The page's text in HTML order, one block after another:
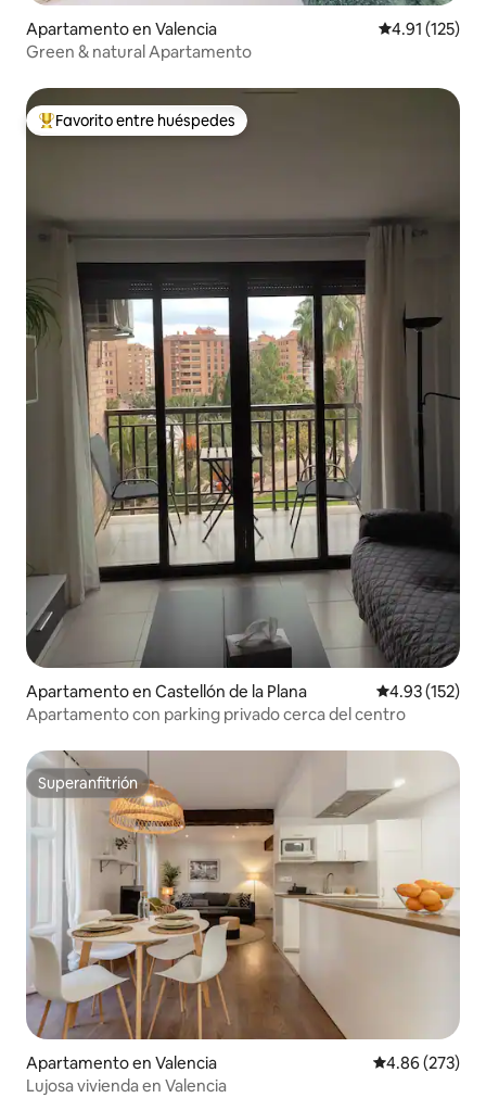
Apartamento en Valencia Calificación
4.91 (125)
Green & natural Apartamento
Favorito entre huéspedes preferido
Favorito entre huéspedes
Apartamento en Castellón de la Plana Calificación
4.93 (152)
Apartamento con parking privado cerca del centro
Superanfitrión
Superanfitrión
Apartamento en Valencia Calificación
4.86 (273)
Lujosa vivienda en Valencia